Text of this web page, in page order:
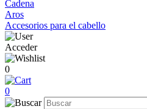
Cadena
Aros
Accesorios para el cabello
Acceder
0
0